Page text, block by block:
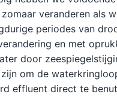
veranderen als
periodes van
en met
door
om de
effluent direct te